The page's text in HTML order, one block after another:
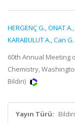
HERGENÇ G.,ONAT A.,
KARABULUT A.,Can G.
60th Annual Meeting
Chemistry,
Bildiri)
Yayın Türü: